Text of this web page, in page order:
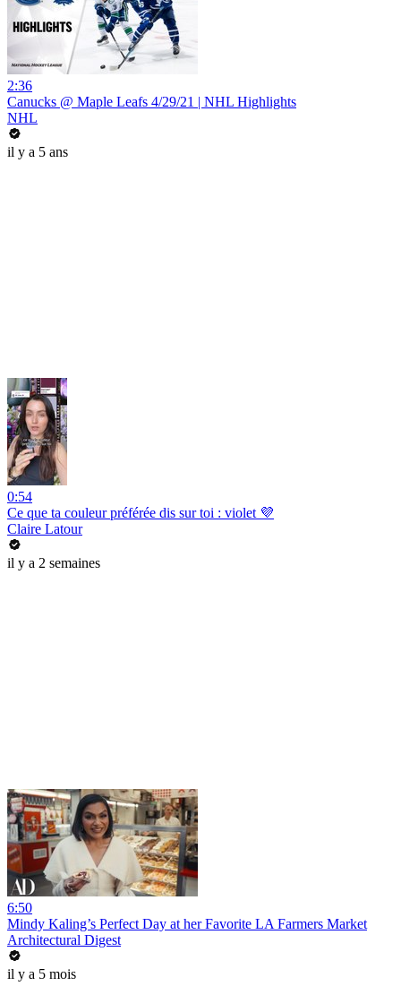
2:36
Canucks @ Maple Leafs 4/29/21 | NHL Highlights
NHL
il y a 5 ans
0:54
Ce que ta couleur préférée dis sur toi : violet 💜
Claire Latour
il y a 2 semaines
6:50
Mindy Kaling’s Perfect Day at her Favorite LA Farmers Market
Architectural Digest
il y a 5 mois